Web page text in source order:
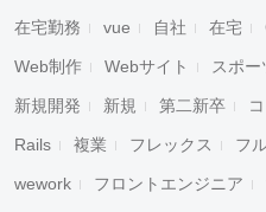
在宅勤務 vue 自社 在宅
Web制作 Webサイト スポー
新規開発 新規 第二新卒
Rails 複業 フレックス フ
wework フロントエンジニア